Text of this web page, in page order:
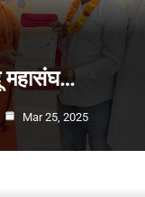
महासंघ…
Mar 25, 2025